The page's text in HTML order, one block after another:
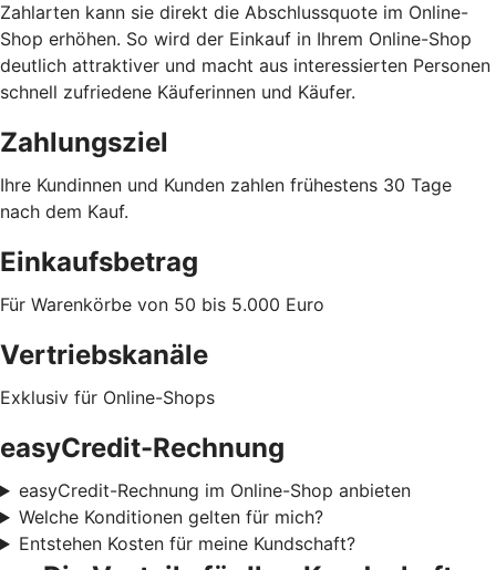
Zahlarten kann sie direkt die Abschlussquote im Online-
Shop erhöhen. So wird der Einkauf in Ihrem Online-Shop
deutlich attraktiver und macht aus interessierten Personen
schnell zufriedene Käuferinnen und Käufer.
Zahlungsziel
Ihre Kundinnen und Kunden zahlen frühestens 30 Tage
nach dem Kauf.
Einkaufsbetrag
Für Warenkörbe von 50 bis 5.000 Euro
Vertriebskanäle
Exklusiv für Online-Shops
easyCredit-Rechnung
easyCredit-Rechnung im Online-Shop anbieten
Welche Konditionen gelten für mich?
Entstehen Kosten für meine Kundschaft?